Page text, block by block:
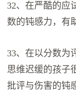
32、在严酷的应
数的钝感力，有
33、在以分数为
思维迟缓的孩子
批评与伤害的钝